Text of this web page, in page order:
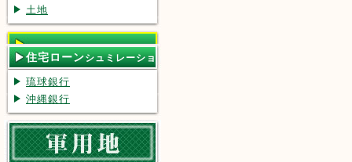
土地
住宅ローンシュミレーショ
ン
琉球銀行
沖縄銀行